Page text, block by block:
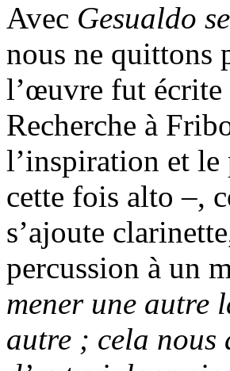
Avec Gesualdo
nous ne quittons
l’œuvre fut écrite
Recherche à
l’inspiration et le
cette fois alto –,
s’ajoute
percussion à un
mener une autre
autre ; cela nous